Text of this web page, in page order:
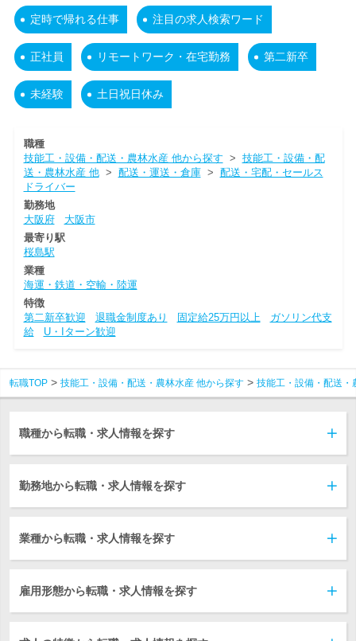
定時で帰れる仕事 注目の求人検索ワード
正社員 リモートワーク・在宅勤務 第二新卒
未経験 土日祝日休み
職種
技能工・設備・配送・農林水産 他から探す > 技能工・設備・配
送・農林水産 他> 配送・運送・倉庫> 配送・宅配・セールス
ドライバー
勤務地
大阪府
大阪市
最寄り駅
桜島駅
業種
海運・鉄道・空輸・陸運
特徴
第二新卒歓迎
退職金制度あり 固定給25万円以上
ガソリン代支
給
U・Iターン歓迎
転職TOP 技能工・設備・配送・農林水産 他から探す 技能工・設備・配送・
職種から転職・求人情報を探す
勤務地から転職・求人情報を探す
業種から転職・求人情報を探す
雇用形態から転職・求人情報を探す